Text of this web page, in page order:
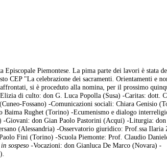
Episcopale Piemontese. La pima parte dei lavori è stata
CEP "La celebrazione dei sacramenti. Orientamenti e
si è proceduto alla nomina, per il prossimo
di culto: don G. Luca Popolla (Susa) -Caritas: dott.
Fossano) -Comunicazioni sociali: Chiara Genisio
Baima Rughet (Torino) -Ecumenismo e dialogo
don Gian Paolo Pastorini (Acqui) -Liturgia: don
(Alessandria) -Osservatorio giuridico: Prof.ssa Ilaria
Fini (Torino) -Scuola Piemonte: Prof. Claudio
in sospeso -Vocazioni: don Gianluca De Marco (Novara) -